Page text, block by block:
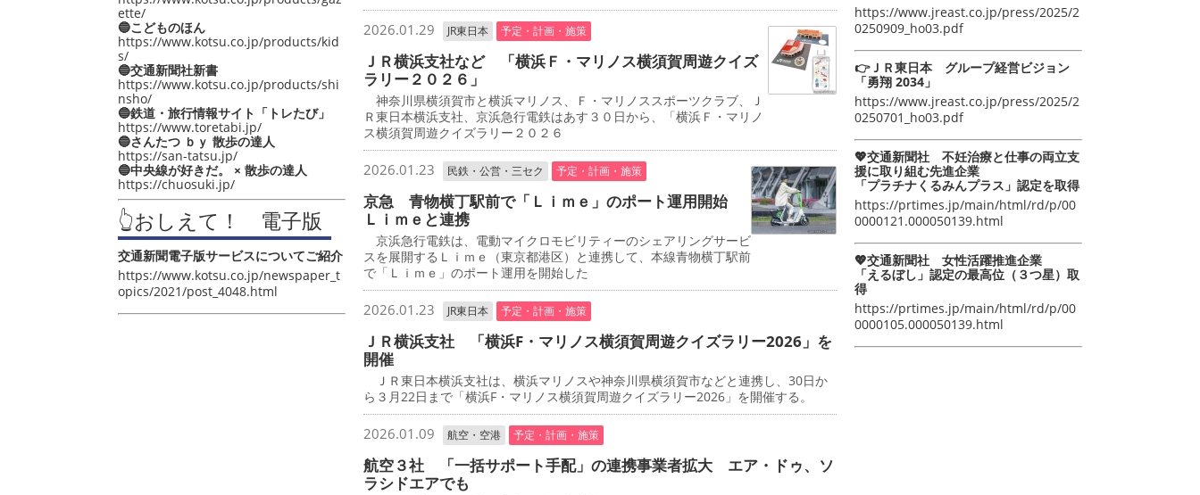
ette/
🔵こどものほん
https://www.kotsu.co.jp/products/kid
s/
🔵交通新聞社新書
https://www.kotsu.co.jp/products/shi
nsho/
🔵鉄道・旅行情報サイト「トレたび」
https://www.toretabi.jp/
🔵さんたつ ｂｙ 散歩の達人
https://san-tatsu.jp/
🔵中央線が好きだ。 × 散歩の達人
https://chuosuki.jp/
👆おしえて！ 電子版
交通新聞電子版サービスについてご紹介
https://www.kotsu.co.jp/newspaper_t
opics/2021/post_4048.html
2026.01.29 JR東日本 予定・計画・施策
ＪＲ横浜支社など 「横浜Ｆ・マリノス横須賀周遊クイズ
ラリー２０２６」
神奈川県横須賀市と横浜マリノス、Ｆ・マリノススポーツクラブ、Ｊ
Ｒ東日本横浜支社、京浜急行電鉄はあす３０日から、「横浜Ｆ・マリノ
ス横須賀周遊クイズラリー２０２６
2026.01.23 民鉄・公営・三セク 予定・計画・施策
京急 青物横丁駅前で「Ｌｉｍｅ」のポート運用開始
Ｌｉｍｅと連携
京浜急行電鉄は、電動マイクロモビリティーのシェアリングサービ
スを展開するＬｉｍｅ（東京都港区）と連携して、本線青物横丁駅前
で「Ｌｉｍｅ」のポート運用を開始した
2026.01.23 JR東日本 予定・計画・施策
ＪＲ横浜支社 「横浜F・マリノス横須賀周遊クイズラリー2026」を
開催
ＪＲ東日本横浜支社は、横浜マリノスや神奈川県横須賀市などと連携し、30日か
ら３月22日まで「横浜F・マリノス横須賀周遊クイズラリー2026」を開催する。
2026.01.09 航空・空港 予定・計画・施策
航空３社 「一括サポート手配」の連携事業者拡大 エア・ドゥ、ソ
ラシドエアでも
https://www.jreast.co.jp/press/2025/2
0250909_ho03.pdf
👉ＪＲ東日本 グループ経営ビジョン
「勇翔 2034」
https://www.jreast.co.jp/press/2025/2
0250701_ho03.pdf
💖交通新聞社 不妊治療と仕事の両立支
援に取り組む先進企業
「プラチナくるみんプラス」認定を取得
https://prtimes.jp/main/html/rd/p/00
0000121.000050139.html
💖交通新聞社 女性活躍推進企業
「えるぼし」認定の最高位（３つ星）取
得
https://prtimes.jp/main/html/rd/p/00
0000105.000050139.html